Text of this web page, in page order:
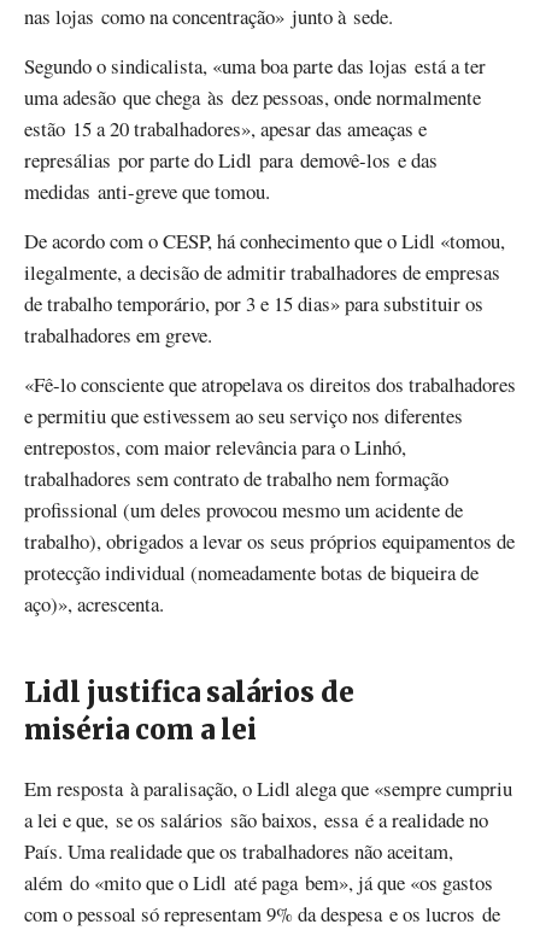
nas lojas como na concentração» junto à sede.
Segundo o sindicalista, «uma boa parte das lojas está a ter
uma adesão que chega às dez pessoas, onde normalmente
estão 15 a 20 trabalhadores», apesar das ameaças e
represálias por parte do Lidl para demovê-los e das
medidas anti-greve que tomou.
De acordo com o CESP, há conhecimento que o Lidl «tomou,
ilegalmente, a decisão de admitir trabalhadores de empresas
de trabalho temporário, por 3 e 15 dias» para substituir os
trabalhadores em greve.
«Fê-lo consciente que atropelava os direitos dos trabalhadores
e permitiu que estivessem ao seu serviço nos diferentes
entrepostos, com maior relevância para o Linhó,
trabalhadores sem contrato de trabalho nem formação
profissional (um deles provocou mesmo um acidente de
trabalho), obrigados a levar os seus próprios equipamentos de
protecção individual (nomeadamente botas de biqueira de
aço)», acrescenta.
Lidl justifica salários de
miséria com a lei
Em resposta à paralisação, o Lidl alega que «sempre cumpriu
a lei e que, se os salários são baixos, essa é a realidade no
País. Uma realidade que os trabalhadores não aceitam,
além do «mito que o Lidl até paga bem», já que «os gastos
com o pessoal só representam 9% da despesa e os lucros de